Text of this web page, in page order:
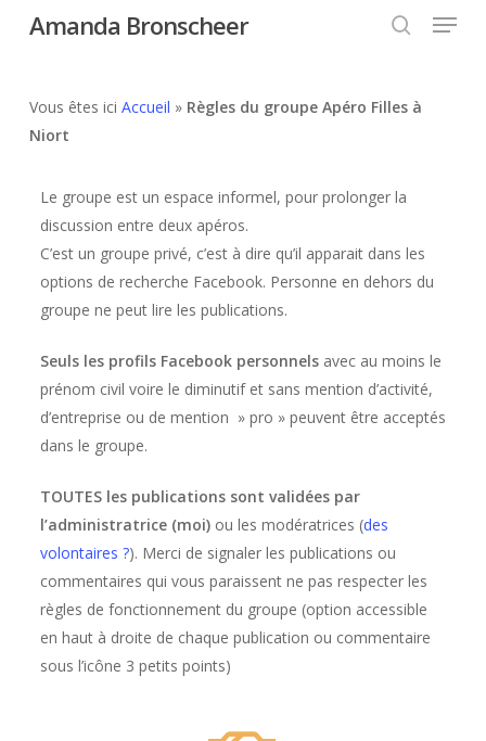
content
Amanda Bronscheer
Vous êtes ici Accueil » Règles du groupe Apéro Filles à
Niort
Le groupe est un espace informel, pour prolonger la
discussion entre deux apéros.
C’est un groupe privé, c’est à dire qu’il apparait dans les
options de recherche Facebook. Personne en dehors du
groupe ne peut lire les publications.
Seuls les profils Facebook personnels avec au moins le
prénom civil voire le diminutif et sans mention d’activité,
d’entreprise ou de mention » pro » peuvent être acceptés
dans le groupe.
TOUTES les publications sont validées par
l’administratrice (moi)ou les modératrices (des
volontaires ?). Merci de signaler les publications ou
commentaires qui vous paraissent ne pas respecter les
règles de fonctionnement du groupe (option accessible
en haut à droite de chaque publication ou commentaire
sous l’icône 3 petits points)